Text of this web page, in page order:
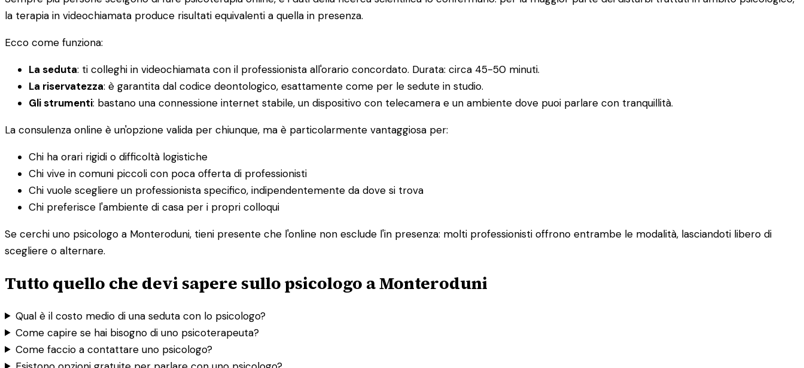
la terapia in videochiamata produce risultati equivalenti a quella in presenza.
Ecco come funziona:
La seduta: ti colleghi in videochiamata con il professionista all'orario concordato. Durata: circa 45-50 minuti.
La riservatezza: è garantita dal codice deontologico, esattamente come per le sedute in studio.
Gli strumenti: bastano una connessione internet stabile, un dispositivo con telecamera e un ambiente dove puoi parlare con tranquillità.
La consulenza online è un'opzione valida per chiunque, ma è particolarmente vantaggiosa per:
Chi ha orari rigidi o difficoltà logistiche
Chi vive in comuni piccoli con poca offerta di professionisti
Chi vuole scegliere un professionista specifico, indipendentemente da dove si trova
Chi preferisce l'ambiente di casa per i propri colloqui
Se cerchi uno psicologo a Monteroduni, tieni presente che l'online non esclude l'in presenza: molti professionisti offrono entrambe le modalità, lasciandoti libero di
scegliere o alternare.
Tutto quello che devi sapere sullo psicologo a Monteroduni
Qual è il costo medio di una seduta con lo psicologo?
Come capire se hai bisogno di uno psicoterapeuta?
Come faccio a contattare uno psicologo?